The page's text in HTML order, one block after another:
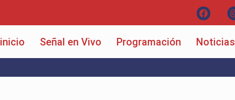
inicio Señal en Vivo Programación Noticias